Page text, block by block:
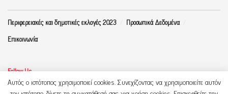
Περιφερειακές και δημοτικές εκλογές 2023
Προσωπικά Δεδομένα
Επικοινωνία
Follow Us
Αυτός ο ιστότοπος χρησιμοποιεί cookies. Συνεχίζοντας να χρησιμοποιείτε αυτόν